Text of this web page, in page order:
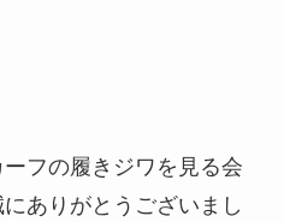
フの履きジワを見る会
ありがとうございまし